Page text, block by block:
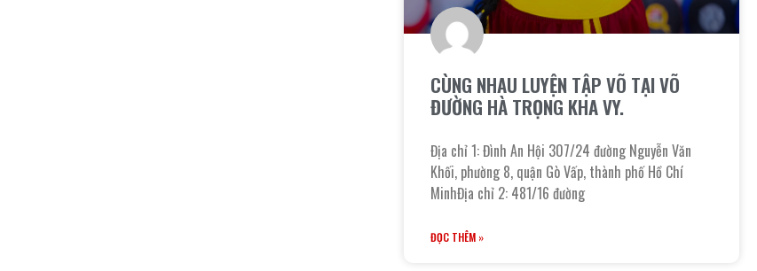
CÙNG NHAU LUYỆN TẬP VÕ TẠI VÕ
ĐƯỜNG HÀ TRỌNG KHA VY.
Địa chỉ 1: Đình An Hội 307/24 đường Nguyễn Văn
Khối, phường 8, quận Gò Vấp, thành phố Hồ Chí
MinhĐịa chỉ 2: 481/16 đường
ĐỌC THÊM »